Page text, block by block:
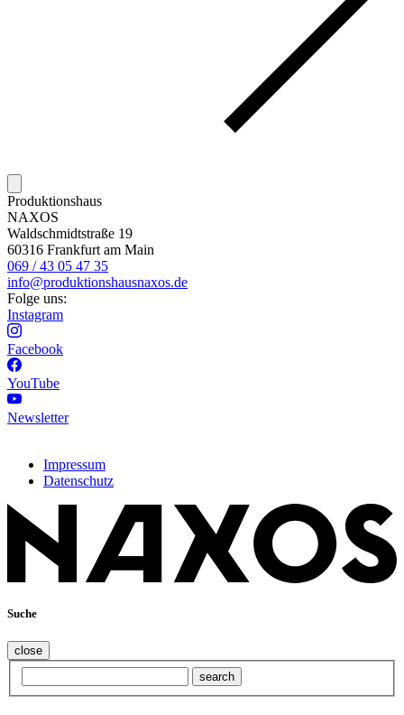
Produktionshaus
NAXOS
Waldschmidtstraße 19
60316 Frankfurt am Main
069 / 43 05 47 35
info@produktionshausnaxos.de
Folge uns:
Instagram
Facebook
YouTube
Newsletter
Impressum
Datenschutz
Suche
close
search